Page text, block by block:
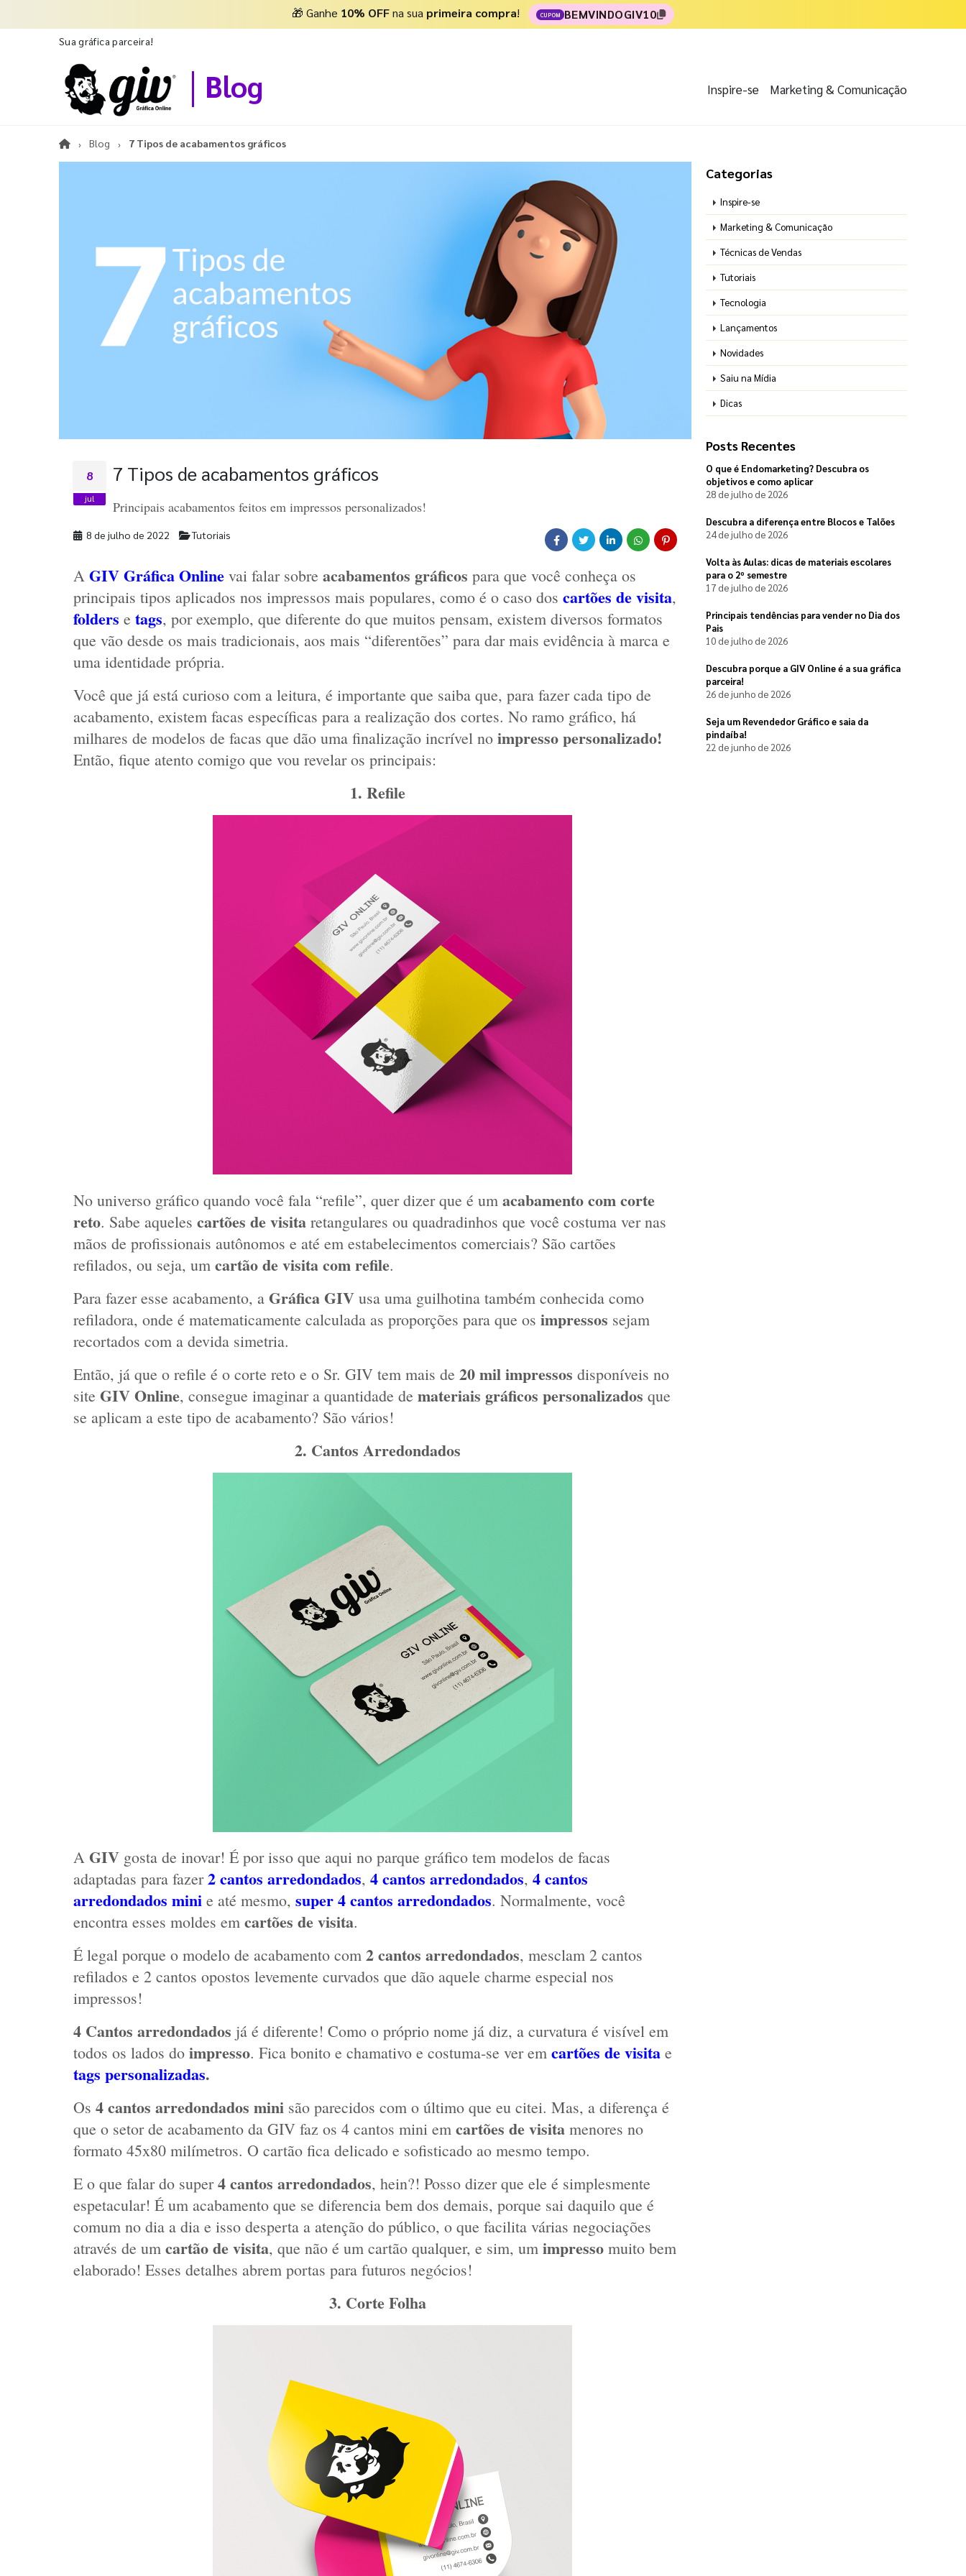
🎁 Ganhe 10% OFFna sua primeira compra! CUPOM BEMVINDOGIV10
Sua gráfica parceira!
Blog Inspire-se Marketing & Comunicação
Blog 7 Tipos de acabamentos gráficos
8
jul
7 Tipos de acabamentos gráficos
Principais acabamentos feitos em impressos personalizados!
8 de julho de 2022 Tutoriais
A GIV Gráfica Online vai falar sobre acabamentos gráficos para que você conheça os
principais tipos aplicados nos impressos mais populares, como é o caso dos cartões de visita,
folders e tags, por exemplo, que diferente do que muitos pensam, existem diversos formatos
que vão desde os mais tradicionais, aos mais “diferentões” para dar mais evidência à marca e
uma identidade própria.
Você que já está curioso com a leitura, é importante que saiba que, para fazer cada tipo de
acabamento, existem facas específicas para a realização dos cortes. No ramo gráfico, há
milhares de modelos de facas que dão uma finalização incrível no
Então, fique atento comigo que vou revelar os principais:
1. Refile
No universo gráfico quando você fala “refile”, quer dizer que é um acabamento com corte
reto. Sabe aqueles cartões de visita retangulares ou quadradinhos que você costuma ver nas
mãos de profissionais autônomos e até em estabelecimentos comerciais? São cartões
refilados, ou seja, um cartão de visita com refile.
Para fazer esse acabamento, a Gráfica GIV usa uma guilhotina também conhecida como
refiladora, onde é matematicamente calculada as proporções para que os impressos sejam
recortados com a devida simetria.
Então, já que o refile é o corte reto e o Sr. GIV tem mais de 20 mil impressos disponíveis no
site GIV Online, consegue imaginar a quantidade de materiais gráficos personalizados que
se aplicam a este tipo de acabamento? São vários!
2. Cantos Arredondados
A GIV gosta de inovar! É por isso que aqui no parque gráfico tem modelos de facas
adaptadas para fazer 2 cantos arredondados, 4 cantos arredondados, 4 cantos
arredondados mini e até mesmo, super 4 cantos arredondados. Normalmente, você
encontra esses moldes em cartões de visita.
É legal porque o modelo de acabamento com 2 cantos arredondados, mesclam 2 cantos
refilados e 2 cantos opostos levemente curvados que dão aquele charme especial nos
impressos!
4 Cantos arredondados já é diferente! Como o próprio nome já diz, a curvatura é visível em
todos os lados do impresso. Fica bonito e chamativo e costuma-se ver em cartões de visita e
tags personalizadas.
Os 4 cantos arredondados mini são parecidos com o último que eu citei. Mas, a diferença é
que o setor de acabamento da GIV faz os 4 cantos mini em cartões de visita menores no
formato 45x80 milímetros. O cartão fica delicado e sofisticado ao mesmo tempo.
E o que falar do super 4 cantos arredondados, hein?! Posso dizer que ele é simplesmente
espetacular! É um acabamento que se diferencia bem dos demais, porque sai daquilo que é
comum no dia a dia e isso desperta a atenção do público, o que facilita várias negociações
através de um cartão de visita, que não é um cartão qualquer, e sim, um impresso muito bem
elaborado! Esses detalhes abrem portas para futuros negócios!
3. Corte Folha
Categorias
Inspire-se
Marketing & Comunicação
Técnicas de Vendas
Tutoriais
Tecnologia
Lançamentos
Novidades
Saiu na Mídia
Dicas
Posts Recentes
O que é Endomarketing? Descubra os
objetivos e como aplicar
28 de julho de 2026
Descubra a diferença entre Blocos e Talões
24 de julho de 2026
Volta às Aulas: dicas de materiais escolares
para o 2º semestre
17 de julho de 2026
Principais tendências para vender no Dia dos
Pais
10 de julho de 2026
Descubra porque a GIV Online é a sua gráfica
parceira!
26 de junho de 2026
Seja um Revendedor Gráfico e saia da
pindaíba!
22 de junho de 2026